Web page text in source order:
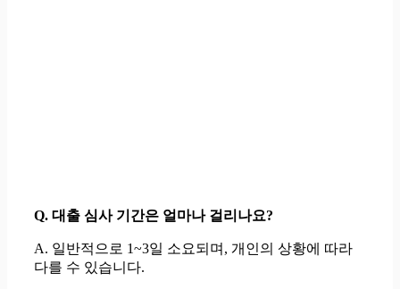
Q. 대출 심사 기간은 얼마나 걸리나요?
A. 일반적으로 1~3일 소요되며, 개인의 상황에 따라
다를 수 있습니다.